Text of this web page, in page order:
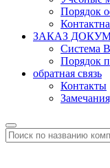
Порядок
ЗАКАЗ
Система
Порядок
обратная связь
Контакты